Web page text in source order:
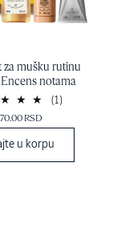
za mušku rutinu
notama
(1)
RSD
u korpu